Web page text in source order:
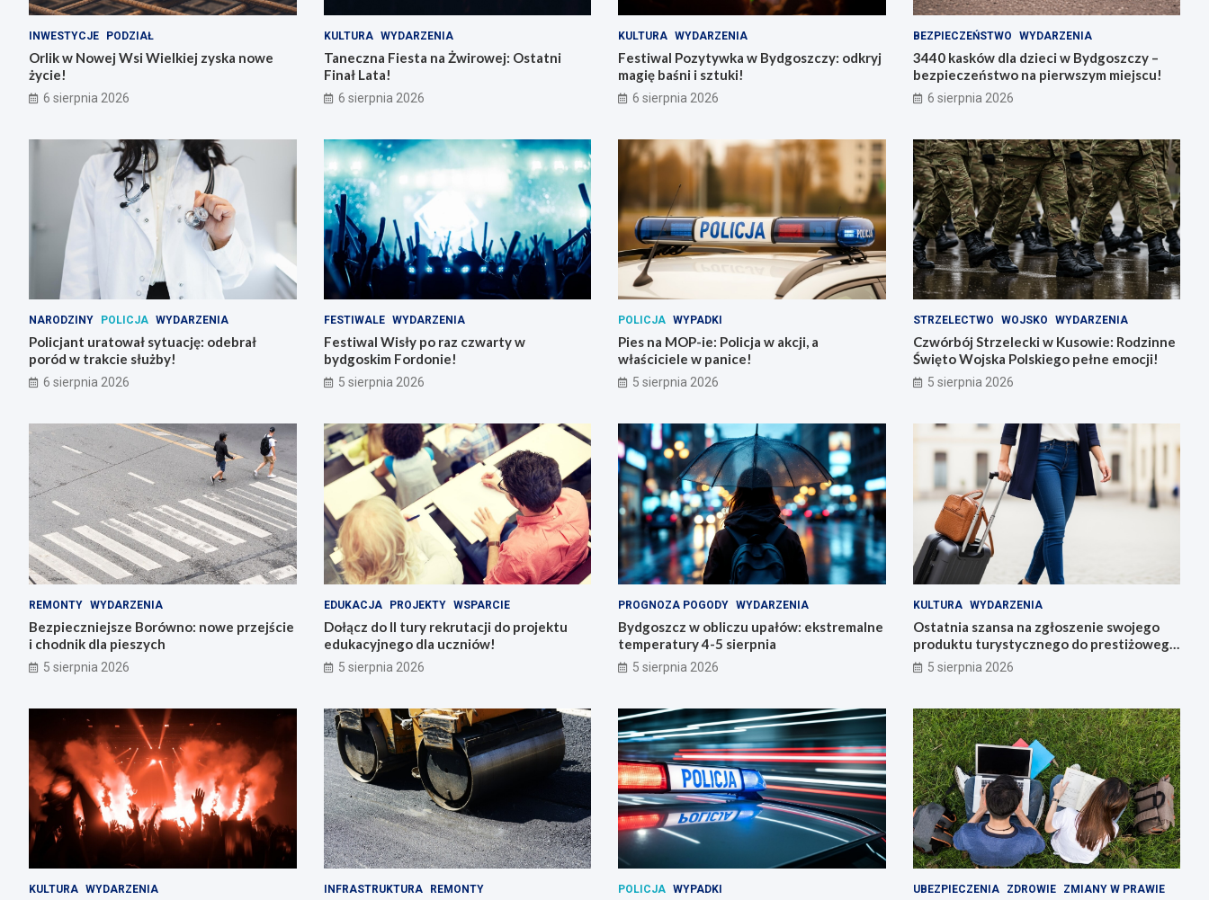
INWESTYCJE PODZIAŁ
Orlik w Nowej Wsi Wielkiej zyska nowe
życie!
6 sierpnia 2026
KULTURA WYDARZENIA
Taneczna Fiesta na Żwirowej: Ostatni
Finał Lata!
6 sierpnia 2026
KULTURA WYDARZENIA
Festiwal Pozytywka w Bydgoszczy: odkryj
magię baśni i sztuki!
6 sierpnia 2026
BEZPIECZEŃSTWO WYDARZENIA
3440 kasków dla dzieci w Bydgoszczy –
bezpieczeństwo na pierwszym miejscu!
6 sierpnia 2026
NARODZINY POLICJA WYDARZENIA
Policjant uratował sytuację: odebrał
poród w trakcie służby!
6 sierpnia 2026
FESTIWALE WYDARZENIA
Festiwal Wisły po raz czwarty w
bydgoskim Fordonie!
5 sierpnia 2026
POLICJA WYPADKI
Pies na MOP-ie: Policja w akcji, a
właściciele w panice!
5 sierpnia 2026
STRZELECTWO WOJSKO WYDARZENIA
Czwórbój Strzelecki w Kusowie: Rodzinne
Święto Wojska Polskiego pełne emocji!
5 sierpnia 2026
REMONTY WYDARZENIA
Bezpieczniejsze Borówno: nowe przejście
i chodnik dla pieszych
5 sierpnia 2026
EDUKACJA PROJEKTY WSPARCIE
Dołącz do II tury rekrutacji do projektu
edukacyjnego dla uczniów!
5 sierpnia 2026
PROGNOZA POGODY WYDARZENIA
Bydgoszcz w obliczu upałów: ekstremalne
temperatury 4-5 sierpnia
5 sierpnia 2026
KULTURA WYDARZENIA
Ostatnia szansa na zgłoszenie swojego
produktu turystycznego do prestiżowego
konkursu POT
5 sierpnia 2026
KULTURA WYDARZENIA INFRASTRUKTURA REMONTY POLICJA WYPADKI UBEZPIECZENIA ZDROWIE ZMIANY W PRAWIE